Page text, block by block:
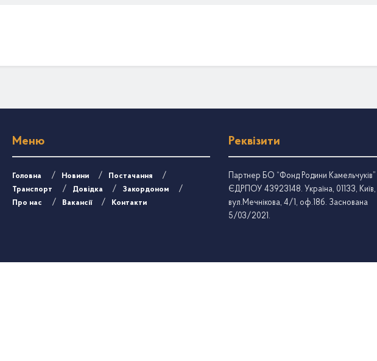
Меню
Головна Новини
Постачання
Транспорт
Довідка
Закордоном
Про нас
Вакансії Контакти
Реквізити
Партнер БО “Фонд Родини Камельчуків”
ЄДРПОУ 43923148. Україна, 01133, Київ,
вул.Мечнікова, 4/1, оф.18б. Заснована
5/03/2021.